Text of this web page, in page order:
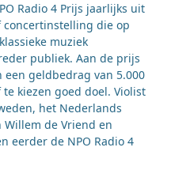
Radio 4 Prijs jaarlijks uit
concertinstelling die op
muziek
publiek. Aan de prijs
geldbedrag van 5.000
kiezen goed doel. Violist
het Nederlands
Willem de Vriend en
eerder de NPO Radio 4